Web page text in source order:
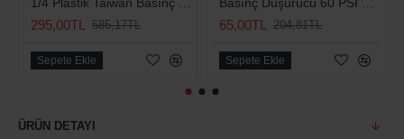
295,00TL 585,17TL
Sepete Ekle
65,00TL 204,81TL
Sepete Ekle
ÜRÜN DETAYI